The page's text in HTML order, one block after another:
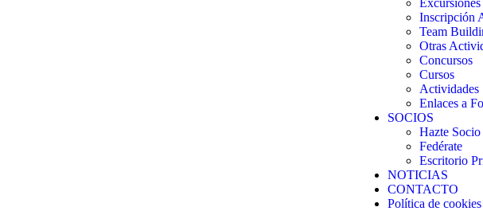
Excursiones
Inscripción
Team
Otras
Concursos
Cursos
Actividades
Enlaces a
SOCIOS
Hazte Socio
Fedérate
Escritorio
NOTICIAS
CONTACTO
Política de